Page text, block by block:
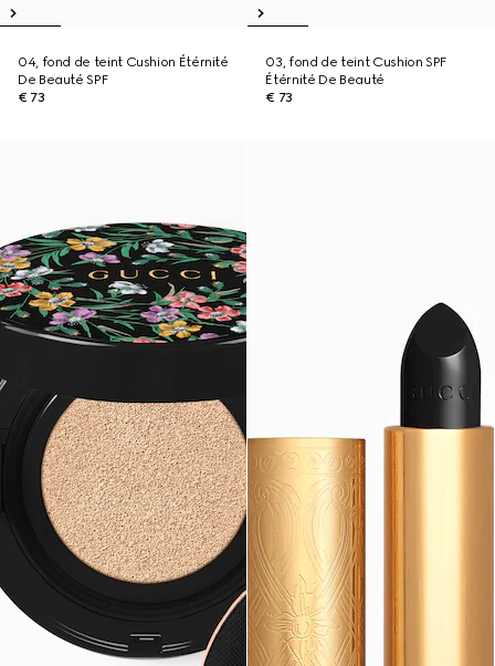
04, fond de teint Cushion Étérnité
De Beauté SPF
€ 73
03, fond de teint Cushion SPF
Étérnité De Beauté
€ 73